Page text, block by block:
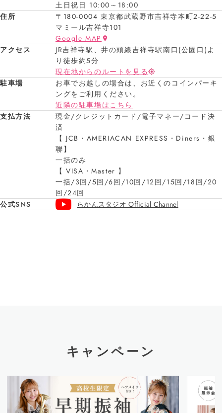
土日祝日 10:00～18:00
住所
〒180-0004 東京都武蔵野市吉祥寺本町2-22-5
マミール吉祥寺101
Google MAP
アクセス
JR吉祥寺駅、井の頭線吉祥寺駅南口(公園口)よ
り徒歩約5分
現在地からのルートを見る
駐車場
お車でお越しの場合は、お近くのコインパーキ
ングをご利用ください。
近隣の駐車場はこちら
支払方法
現金/クレジットカード/電子マネー/コード決
済
【 JCB・AMERIACAN EXPRESS・Diners・銀
聯】
一括のみ
【 VISA・Master 】
一括/3回/5回/6回/10回/12回/15回/18回/20
回/24回
公式SNS
らかんスタジオ Official Channel
キャンペーン